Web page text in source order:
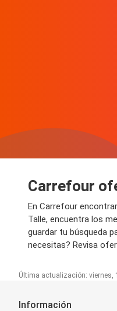
Carrefour
En Carrefour
Talle, encuentra los
guardar tu búsqueda
necesitas? Revisa
Última actualización: viernes,
Información